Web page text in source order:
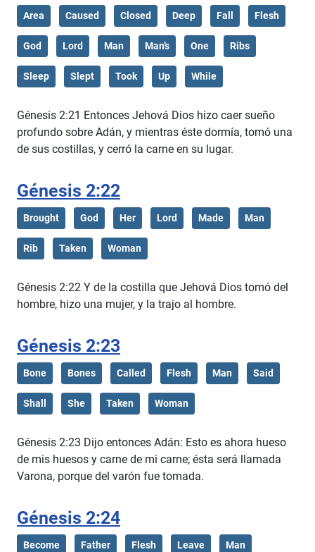
Area Caused Closed Deep Fall Flesh
God Lord Man Man’s One Ribs
Sleep Slept Took Up While
Génesis 2:21 Entonces Jehová Dios hizo caer sueño
profundo sobre Adán, y mientras éste dormía, tomó una
de sus costillas, y cerró la carne en su lugar.
Génesis 2:22
Brought God Her Lord Made Man
Rib Taken Woman
Génesis 2:22 Y de la costilla que Jehová Dios tomó del
hombre, hizo una mujer, y la trajo al hombre.
Génesis 2:23
Bone Bones Called Flesh Man Said
Shall She Taken Woman
Génesis 2:23 Dijo entonces Adán: Esto es ahora hueso
de mis huesos y carne de mi carne; ésta será llamada
Varona, porque del varón fue tomada.
Génesis 2:24
Become Father Flesh Leave Man